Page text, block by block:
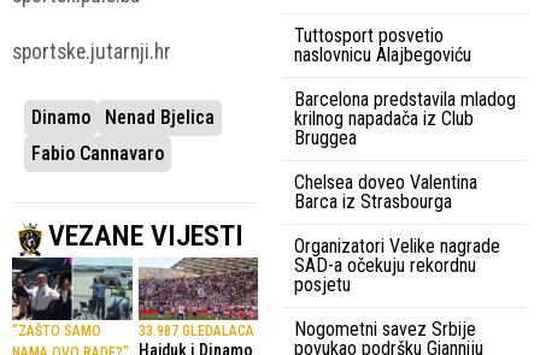
sportske.jutarnji.hr
Dinamo
Nenad Bjelica
Fabio Cannavaro
VEZANE VIJESTI
“ZAŠTO SAMO
33.987 GLEDALACA
Hajduk i Dinamo
Tuttosport posvetio
naslovnicu Alajbegoviću
Barcelona predstavila mladog
krilnog napadača iz Club
Bruggea
Chelsea doveo Valentina
Barca iz Strasbourga
Organizatori Velike nagrade
SAD-a očekuju rekordnu
posjetu
Nogometni savez Srbije
povukao podršku Gianniju